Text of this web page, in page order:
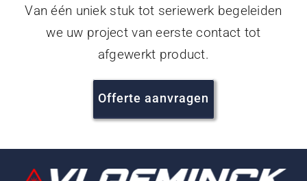
Van één uniek stuk tot seriewerk begeleiden
we uw project van eerste contact tot
afgewerkt product.
Offerte aanvragen